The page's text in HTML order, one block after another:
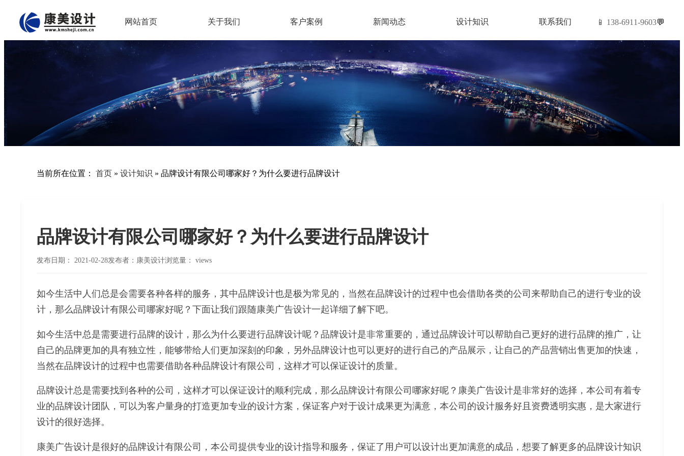
网站首页 关于我们 客户案例 新闻动态 设计知识 联系我们 📱 138-6911-9603💬
当前所在位置： 首页 » 设计知识 » 品牌设计有限公司哪家好？为什么要进行品牌设计
品牌设计有限公司哪家好？为什么要进行品牌设计
发布日期： 2021-02-28发布者：康美设计浏览量： views
如今生活中人们总是会需要各种各样的服务，其中品牌设计也是极为常见的，当然在品牌设计的过程中也会借助各类的公司来帮助自己的进行专业的设
计，那么品牌设计有限公司哪家好呢？下面让我们跟随康美广告设计一起详细了解下吧。
如今生活中总是需要进行品牌的设计，那么为什么要进行品牌设计呢？品牌设计是非常重要的，通过品牌设计可以帮助自己更好的进行品牌的推广，让
自己的品牌更加的具有独立性，能够带给人们更加深刻的印象，另外品牌设计也可以更好的进行自己的产品展示，让自己的产品营销出售更加的快速，
当然在品牌设计的过程中也需要借助各种品牌设计有限公司，这样才可以保证设计的质量。
品牌设计总是需要找到各种的公司，这样才可以保证设计的顺利完成，那么品牌设计有限公司哪家好呢？康美广告设计是非常好的选择，本公司有着专
业的品牌设计团队，可以为客户量身的打造更加专业的设计方案，保证客户对于设计成果更为满意，本公司的设计服务好且资费透明实惠，是大家进行
设计的很好选择。
康美广告设计是很好的品牌设计有限公司，本公司提供专业的设计指导和服务，保证了用户可以设计出更加满意的成品，想要了解更多的品牌设计知识